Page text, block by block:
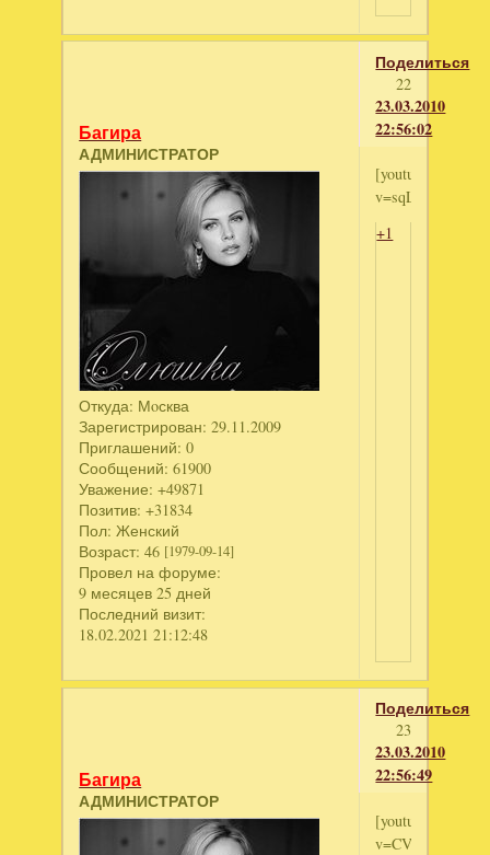
Поделиться
22
23.03.2010
22:56:02
Багира
АДМИНИСТРАТОР
Откуда: Мoсква
Зарегистрирован: 29.11.2009
Приглашений: 0
Сообщений: 61900
Уважение: +49871
Позитив: +31834
Пол: Женский
Возраст: 46 [1979-09-14]
Провел на форуме:
9 месяцев 25 дней
Последний визит:
18.02.2021 21:12:48
[youtube]http://
+1
Поделиться
23
23.03.2010
22:56:49
Багира
АДМИНИСТРАТОР
[youtube]http://
v=CVgJ8ft5sv4[/